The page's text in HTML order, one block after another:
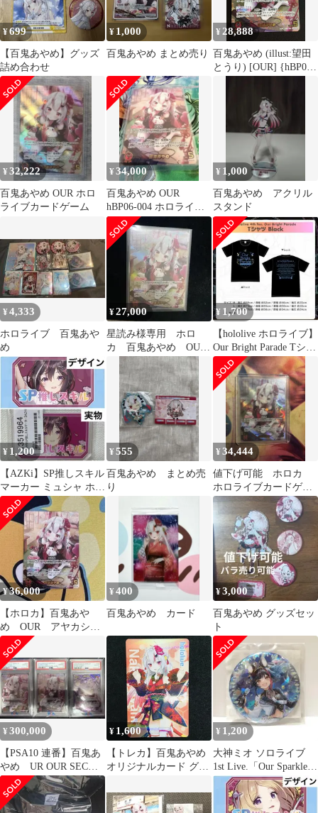
¥699
【百鬼あやめ】グッズ
詰め合わせ
¥ 1,000
百鬼あやめ まとめ売り
¥28,888
百鬼あやめ (illust:望田
とうり) [OUR] {hBP06-
¥32,222
百鬼あやめ OUR ホロ
ライブカードゲーム
¥34,000
百鬼あやめ OUR
hBP06-004 ホロライブ
カード ホロカ
¥ 1,000
百鬼あやめ アクリル
スタンド
¥4,333
ホロライブ 百鬼あや
め
¥27,000
星読み様専用 ホロ
カ 百鬼あやめ OUR
¥ 1,700
【hololive ホロライブ】
Our Bright Parade Tシャ
ツ
¥ 1,200
【AZKi】SP推しスキル
マーカー ミュシャ ホロ
ライブ OUR パラレル
SY
¥555
百鬼あやめ まとめ売
り
¥34,444
値下げ可能 ホロカ
ホロライブカードゲー
ム 百鬼あやめ OUR
¥36,000
【ホロカ】百鬼あや
め OUR アヤカシヴ
ァーミリオン
¥400
百鬼あやめ カード
¥3,000
百鬼あやめ グッズセッ
ト
¥300,000
【PSA10 連番】百鬼あ
やめ UR OUR SEC
Hololive
¥ 1,600
【トレカ】百鬼あやめ
オリジナルカード グッ
ド ホロライブ
¥ 1,200
大神ミオ ソロライブ
1st Live.「Our Sparkle」
缶バッジ